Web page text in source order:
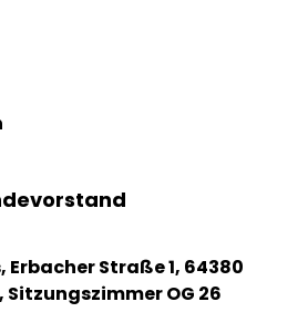
Erbacher Straße 1, 64380
OG 26